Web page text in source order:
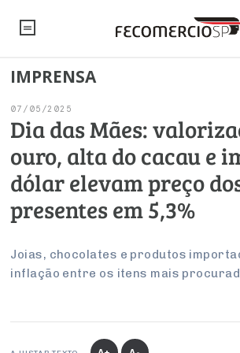
NOTÍCIAS
Editorial
Artigos
Institucional
Debates Fecomercio-SP
PROJETOS ESPECIAIS:
UM BRASIL
Economia
Pesquisas
Brasil
Internacional
Modernização do Estado
Inteligência Artificial
Empresas
Reforma Tributária
Varejo
Sustentabilidade
SINDICATOS
PESQUISAS
Sobre
CONSELHOS
Conselho de Emprego e Relações do Trabalho
EMPRESAS
IMPRENSA
07/05/2025
Dia das Mães:
ouro, alta do cacau e
dólar elevam preço
presentes em 5,3%
Joias, chocolates e produtos
inflação entre os itens mais